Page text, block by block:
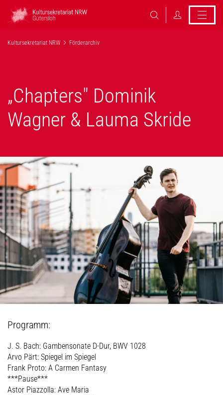
Kultursekretariat NRW Förderarchiv
„Chapters" Dominik
Wagner & Lauma Skride
Programm:
J. S. Bach: Gambensonate D-Dur, BWV 1028
Arvo Pärt: Spiegel im Spiegel
Frank Proto: A Carmen Fantasy
***Pause***
Astor Piazzolla: Ave Maria